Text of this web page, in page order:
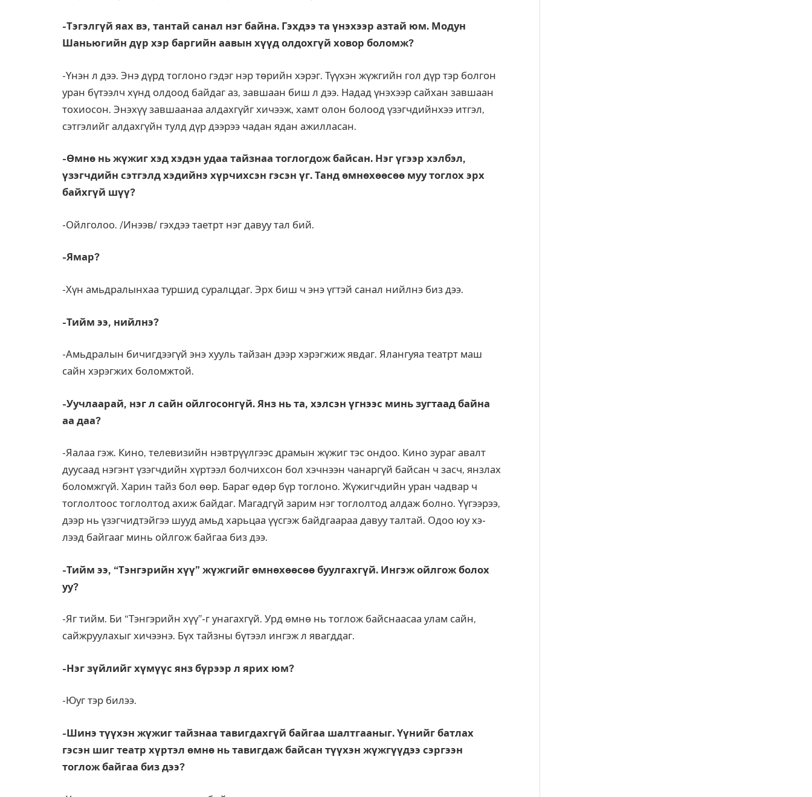
-Тэгэлгүй яах вэ, тантай санал нэг байна. Гэхдээ та үнэхээр азтай юм. Модун
Шаньюгийн дүр хэр баргийн аавын хүүд олдохгүй ховор боломж?
-Үнэн л дээ. Энэ дүрд тоглоно гэдэг нэр төрийн хэрэг. Түүхэн жүжгийн гол дүр тэр болгон
уран бүтээлч хүнд олдоод байдаг аз, завшаан биш л дээ. Надад үнэхээр сайхан завшаан
тохиосон. Энэхүү завшаанаа алдахгүйг хичээж, хамт олон болоод үзэгчдийнхээ итгэл,
сэтгэлийг алдахгүйн тулд дүр дээрээ чадан ядан ажилласан.
-Өмнө нь жүжиг хэд хэдэн удаа тайзнаа тоглог­дож байсан. Нэг үгээр хэл­бэл,
үзэгчдийн сэтгэлд хэ­дийнэ хүрчихсэн гэсэн үг. Танд өмнөхөөсөө муу тоглох эрх
байхгүй шүү?
-Ойлголоо. /Инээв/ гэх­дээ таетрт нэг давуу тал бий.
-Ямар?
-Хүн амьдралынхаа тур­шид суралцдаг. Эрх биш ч энэ үгтэй санал нийлнэ биз дээ.
-Тийм ээ, нийлнэ?
-Амьдралын бичигдээгүй энэ хууль тайзан дээр хэрэгжиж явдаг. Ялангуяа театрт маш
сайн хэрэгжих боломжтой.
-Уучлаарай, нэг л сайн ойлгосонгүй. Янз нь та, хэлсэн үгнээс минь зугтаад байна
аа даа?
-Яалаа гэж. Кино, телевизийн нэвтрүүлгээс драмын жүжиг тэс ондоо. Кино зураг авалт
дуусаад нэгэнт үзэгчдийн хүртээл болчихсон бол хэчнээн чанаргүй байсан ч засч, янзлах
боломжгүй. Харин тайз бол өөр. Бараг өдөр бүр тоглоно. Жүжигчдийн уран чадвар ч
тоглолтоос тоглолтод ахиж байдаг. Магадгүй зарим нэг тоглолтод алдаж болно. Үүгээрээ,
дээр нь үзэгчидтэйгээ шууд амьд харьцаа үүсгэж байдгаараа давуу талтай. Одоо юу хэ­
лээд байгааг минь ойлгож байгаа биз дээ.
-Тийм ээ, “Тэнгэрийн хүү” жүжгийг өмнөхөөсөө буулгахгүй. Ингэж ойлгож болох
уу?
-Яг тийм. Би “Тэнгэрийн хүү”-г унагахгүй. Урд өмнө нь тоглож байснаасаа улам сайн,
сайжруулахыг хичээнэ. Бүх тайзны бүтээл ингэж л явагддаг.
-Нэг зүйлийг хүмүүс янз бүрээр л ярих юм?
-Юуг тэр билээ.
-Шинэ түүхэн жүжиг тайзнаа тавигдахгүй бай­гаа шалтгааныг. Үүнийг батлах
гэсэн шиг театр хүртэл өмнө нь тавигдаж бай­сан түүхэн жүжгүүдээ сэргээн
тоглож байгаа биз дээ?